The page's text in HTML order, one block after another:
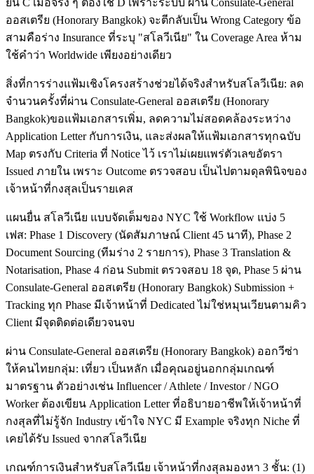
ยื่น C เมื่อจริง ๆ ต้องใช้ D เพราะระบบ ผ่าน Consulate-General
ออสเตรีย (Honorary Bangkok) จะตีกลับเป็น Wrong Category ข้อ
สามคือร่าง Insurance ที่ระบุ "สโลวีเนีย" ใน Coverage Area ห้าม
ใช้คำว่า Worldwide เพียงอย่างเดียว
สิ่งที่การร่างแฟ้มเชิงโครงสร้างช่วยได้จริงสำหรับสโลวีเนีย: ลด
จำนวนครั้งที่ผ่าน Consulate-General ออสเตรีย (Honorary
Bangkok)ขอแฟ้มเอกสารเพิ่ม, ลดความไม่สอดคล้องระหว่าง
Application Letter กับการเงิน, และส่งผลให้แฟ้มเอกสารทุกฉบับ
Map ตรงกับ Criteria ที่ Notice ไว้ เราไม่เผยแพร่ตัวเลขอัตรา
Issued ภายใน เพราะ Outcome ตรวจสอบ เป็นไปตามดุลพินิจของ
เจ้าหน้าที่กงสุลเป็นรายเคส
แผนยื่น สโลวีเนีย แบบจัดเต็มของ NYC ใช้ Workflow แบ่ง 5
เฟส: Phase 1 Discovery (นัดสัมภาษณ์ Client 45 นาที), Phase 2
Document Sourcing (ทีมร่าง 2 รายการ), Phase 3 Translation &
Notarisation, Phase 4 ก่อน Submit ตรวจสอบ 18 จุด, Phase 5 ผ่าน
Consulate-General ออสเตรีย (Honorary Bangkok) Submission +
Tracking ทุก Phase มีเจ้าหน้าที่ Dedicated ไม่ใช่หมุนเวียนตามคิว
Client มีจุดติดต่อเดียวจนจบ
ผ่าน Consulate-General ออสเตรีย (Honorary Bangkok) ออกวีซ่า
ให้คนไทยกลุ่ม: เที่ยว เป็นหลัก เมื่อคุณอยู่นอกกลุ่มเกณฑ์
มาตรฐาน ตัวอย่างเช่น Influencer / Athlete / Investor / NGO
Worker ต้องเขียน Application Letter ที่อธิบายอาชีพให้เจ้าหน้าที่
กงสุลที่ไม่รู้จัก Industry เข้าใจ NYC มี Example จริงทุก Niche ที่
เคยได้รับ Issued จากสโลวีเนีย
เกณฑ์การเงินสำหรับสโลวีเนีย เจ้าหน้าที่กงสุลมองหา 3 ชั้น: (1)